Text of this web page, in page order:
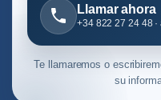
Llamar ahora
+34 822 27 24 48
Te llamaremos o
su